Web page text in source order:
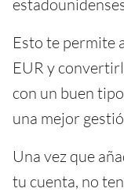
Esto te permite
EUR y
con un buen
una mejor
Una vez que
tu cuenta, no